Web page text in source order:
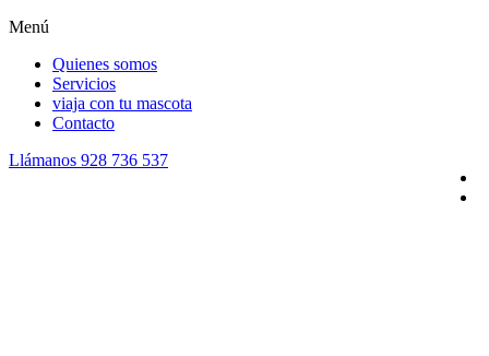
Menú
Quienes somos
Servicios
viaja con tu mascota
Contacto
Llámanos 928 736 537